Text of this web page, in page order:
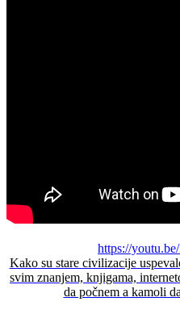
https://
Kako su stare civilizacije
svim znanjem, knjigama,
da počnem a kamoli